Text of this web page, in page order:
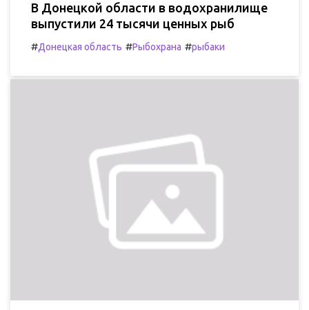
В Донецкой области в водохранилище
выпустили 24 тысячи ценных рыб
#Донецкая область #Рыбохрана #рыбаки